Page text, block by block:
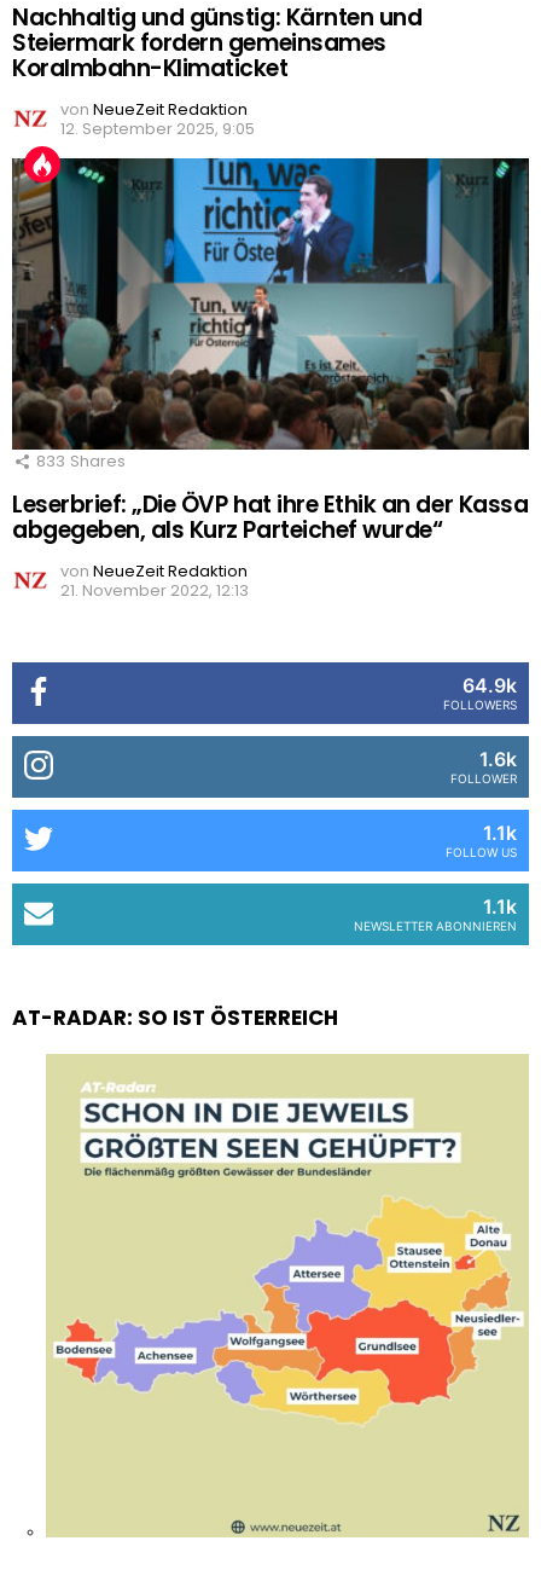
Nachhaltig und günstig: Kärnten und
Steiermark fordern gemeinsames
Koralmbahn-Klimaticket
von NeueZeit Redaktion
12. September 2025, 9:05
833 Shares
Leserbrief: „Die ÖVP hat ihre Ethik an der Kassa
abgegeben, als Kurz Parteichef wurde“
von NeueZeit Redaktion
21. November 2022, 12:13
64.9k
FOLLOWERS
1.6k
FOLLOWER
1.1k
FOLLOW US
1.1k
NEWSLETTER ABONNIEREN
AT-RADAR: SO IST ÖSTERREICH